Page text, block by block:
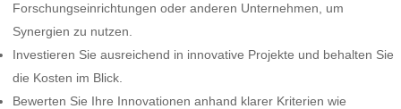
Forschungseinrichtungen oder anderen Unternehmen, um
Synergien zu nutzen.
Investieren Sie ausreichend in innovative Projekte und behalten Sie
die Kosten im Blick.
Bewerten Sie Ihre Innovationen anhand klarer Kriterien wie